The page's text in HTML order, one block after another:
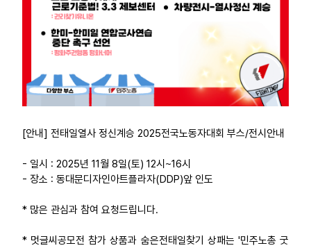
[안내] 전태일열사 정신계승 2025전국노동자대회 부스/전시안내
- 일시 : 2025년 11월 8일(토) 12시~16시
- 장소 : 동대문디자인아트플라자(DDP)앞 인도
* 많은 관심과 참여 요청드립니다.
* 멋글씨공모전 참가 상품과 숨은전태일찾기 상패는 '민주노총 굿